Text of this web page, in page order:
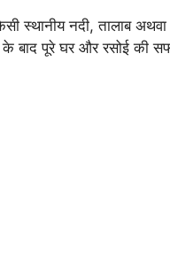
स्थानीय नदी, तालाब
पूरे घर और रसोई की